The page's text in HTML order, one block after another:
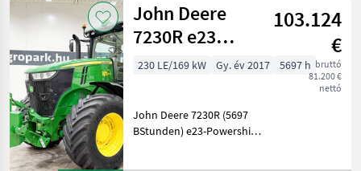
Baujahr
John Deere
7230R e23
Powershift 40
suspended front
ax
103.124
€
bruttó
81.200 €
nettó
230 LE/169 kW Gy. év 2017 5697 h
John Deere 7230R (5697
BStunden) e23-Powershift-